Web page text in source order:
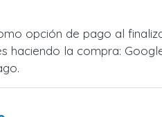
opción de pago al
haciendo la compra: